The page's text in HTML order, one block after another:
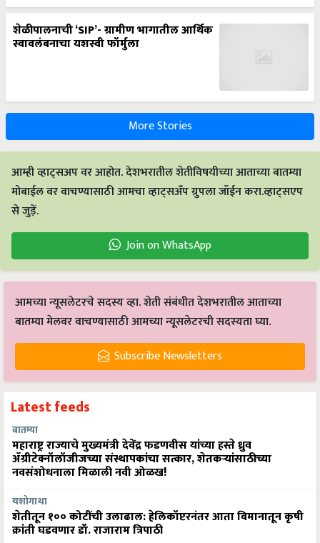
शेळीपालनाची ‘SIP’- ग्रामीण भागातील आर्थिक
स्वावलंबनाचा यशस्वी फॉर्मुला
More Stories
आम्ही व्हाट्सअप वर आहोत. देशभरातील शेतीविषयीच्या आताच्या बातम्या
मोबाईल वर वाचण्यासाठी आमचा व्हाट्सअँप ग्रुपला जॉईन करा.व्हाट्सएप
से जुड़ें.
Join on WhatsApp
आमच्या न्यूसलेटरचे सदस्य व्हा. शेती संबंधीत देशभरातील आताच्या
बातम्या मेलवर वाचण्यासाठी आमच्या न्यूसलेटरची सदस्यता घ्या.
Subscribe Newsletters
Latest feeds
बातम्या
महाराष्ट्र राज्याचे मुख्यमंत्री देवेंद्र फडणवीस यांच्या हस्ते ध्रुव
ॲग्रीटेक्नॉलॉजीजच्या संस्थापकांचा सत्कार, शेतकऱ्यांसाठीच्या
नवसंशोधनाला मिळाली नवी ओळख!
यशोगाथा
शेतीतून १०० कोटींची उलाढाल: हेलिकॉप्टरनंतर आता विमानातून कृषी
क्रांती घडवणार डॉ. राजाराम त्रिपाठी